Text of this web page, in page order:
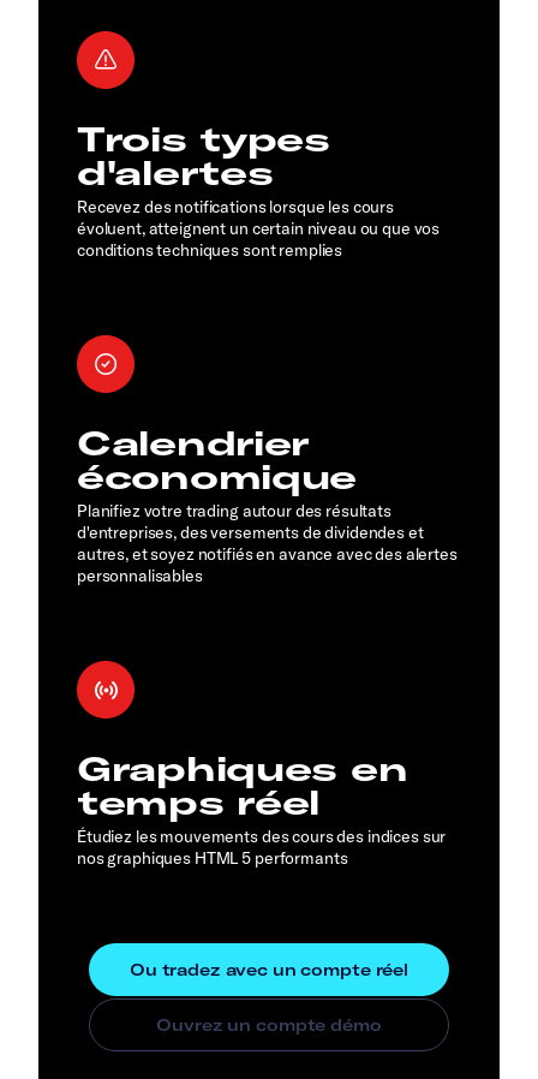
Trois types
d'alertes
Recevez des notifications lorsque les cours
évoluent, atteignent un certain niveau ou que vos
conditions techniques sont remplies
Calendrier
économique
Planifiez votre trading autour des résultats
d'entreprises, des versements de dividendes et
autres, et soyez notifiés en avance avec des alertes
personnalisables
Graphiques en
temps réel
Étudiez les mouvements des cours des indices sur
nos graphiques HTML 5 performants